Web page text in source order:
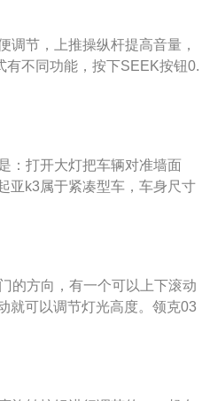
弗逊式独立悬架和扭力梁式
调节，上推操纵杆提高音量，
不同功能，按下SEEK按钮0.
AUTOSEEK）选择按钮的作
方面，该车采用虎啸式前进气
形通风口。
：打开大灯把车辆对准墙面
亚k3属于紧凑型车，车身尺寸
2700mm。起亚k3搭载了1.4t
。
的方向，有一个可以上下滚动
就可以调节灯光高度。领克03
挡，数值越大灯光亮度越高。
满员，行李箱满载时，可以调